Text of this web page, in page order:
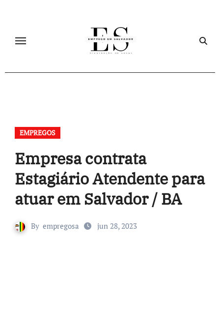
EMPREGOS
Empresa contrata
Estagiário Atendente para
atuar em Salvador / BA
By empregosa jun 28, 2023